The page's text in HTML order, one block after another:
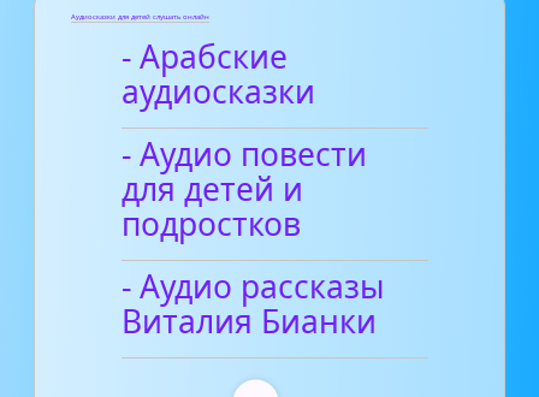
Аудиосказки для детей слушать онлайн
- Арабские
аудиосказки
- Аудио повести
для детей и
подростков
- Аудио рассказы
Виталия Бианки